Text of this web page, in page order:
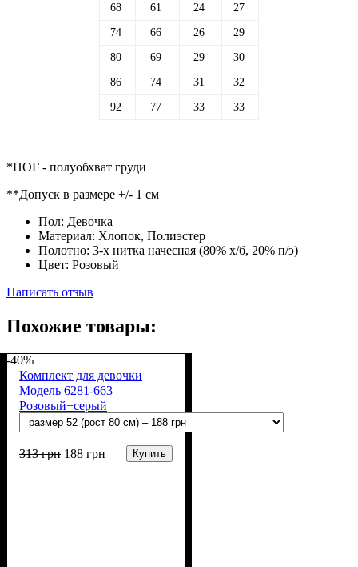
68 61 24 27
74 66 26 29
80 69 29 30
86 74 31 32
92 77 33 33
*ПОГ - полуобхват груди
**Допуск в размере +/- 1 см
Пол: Девочка
Материал: Хлопок, Полиэстер
Полотно: 3-х нитка начесная (80% х/б, 20% п/э)
Цвет: Розовый
Написать отзыв
Похожие товары:
-40%
Комплект для девочки
Модель 6281-663
Розовый+серый
Новогодний
313грн 188 грн Купить